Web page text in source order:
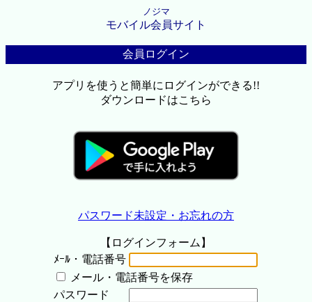
ノジマ
モバイル会員サイト
会員ログイン
アプリを使うと簡単にログインができる!!
ダウンロードはこちら
パスワード未設定・お忘れの方
【ログインフォーム】
ﾒｰﾙ・電話番号
メール・電話番号を保存
パスワード